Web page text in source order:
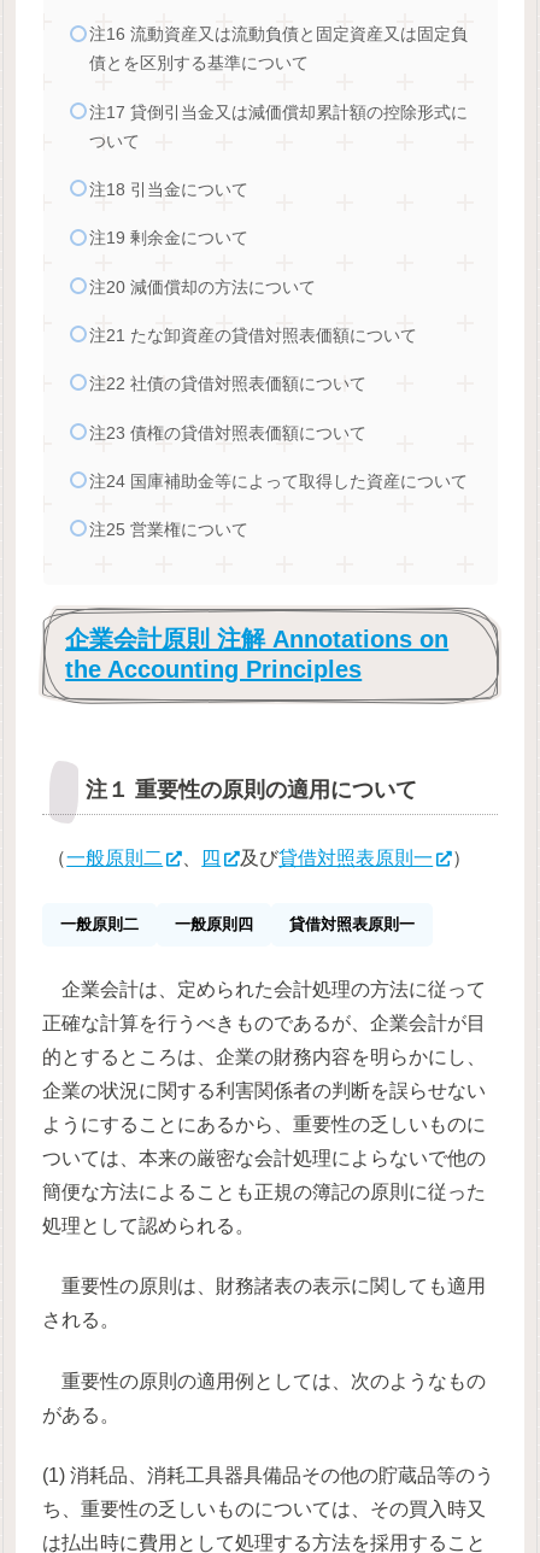
注16 流動資産又は流動負債と固定資産又は固定負
債とを区別する基準について
注17 貸倒引当金又は減価償却累計額の控除形式に
ついて
注18 引当金について
注19 剰余金について
注20 減価償却の方法について
注21 たな卸資産の貸借対照表価額について
注22 社債の貸借対照表価額について
注23 債権の貸借対照表価額について
注24 国庫補助金等によって取得した資産について
注25 営業権について
企業会計原則 注解 Annotations on
the Accounting Principles
注１ 重要性の原則の適用について
（一般原則二 四 及び貸借対照表原則一 ）
一般原則二 一般原則四 貸借対照表原則一
企業会計は、定められた会計処理の方法に従って
正確な計算を行うべきものであるが、企業会計が目
的とするところは、企業の財務内容を明らかにし、
企業の状況に関する利害関係者の判断を誤らせない
ようにすることにあるから、重要性の乏しいものに
ついては、本来の厳密な会計処理によらないで他の
簡便な方法によることも正規の簿記の原則に従った
処理として認められる。
重要性の原則は、財務諸表の表示に関しても適用
される。
重要性の原則の適用例としては、次のようなもの
がある。
(1) 消耗品、消耗工具器具備品その他の貯蔵品等のう
ち、重要性の乏しいものについては、その買入時又
は払出時に費用として処理する方法を採用すること